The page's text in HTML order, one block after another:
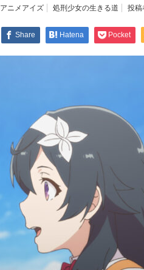
アニメアイズ 処刑少女の生きる道 投稿
Share Hatena Pocket